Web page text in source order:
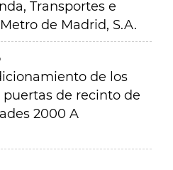
Transportes e
Metro de Madrid, S.A.
de los
de recinto de
2000 A